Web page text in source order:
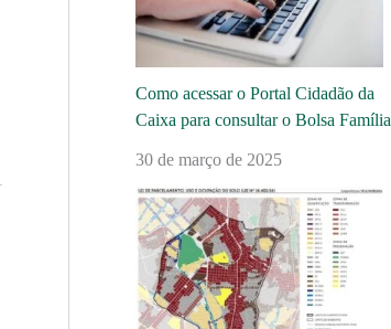
Como acessar o Portal Cidadão da
Caixa para consultar o Bolsa Família
30 de março de 2025